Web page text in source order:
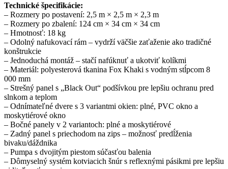
Technické špecifikácie:
– Rozmery po postavení: 2,5 m × 2,5 m × 2,3 m
– Rozmery po zbalení: 124 cm × 34 cm × 34 cm
– Hmotnosť: 18 kg
– Odolný nafukovací rám – vydrží väčšie zaťaženie ako tradičné
konštrukcie
– Jednoduchá montáž – stačí nafúknuť a ukotviť kolíkmi
– Materiál: polyesterová tkanina Fox Khaki s vodným stĺpcom 8
000 mm
– Strešný panel s „Black Out“ podšívkou pre lepšiu ochranu pred
slnkom a teplom
– Odnímateľné dvere s 3 variantmi okien: plné, PVC okno a
moskytiérové okno
– Bočné panely v 2 variantoch: plné a moskytiérové
– Zadný panel s priechodom na zips – možnosť predĺženia
bivaku/dáždnika
– Pumpa s dvojitým piestom súčasťou balenia
– Dômyselný systém kotviacich šnúr s reflexnými pásikmi pre lepšiu